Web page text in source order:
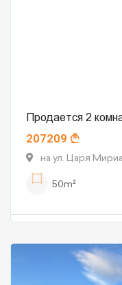
Продается 2
207209
на ул. Царя
50m²